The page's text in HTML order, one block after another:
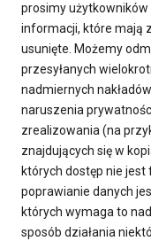
prosimy
informacji, które mają
usunięte. Możemy
przesyłanych
nadmiernych
naruszenia
zrealizowania (na
znajdujących się w
których dostęp nie
poprawianie danych
których wymaga to
sposób działania